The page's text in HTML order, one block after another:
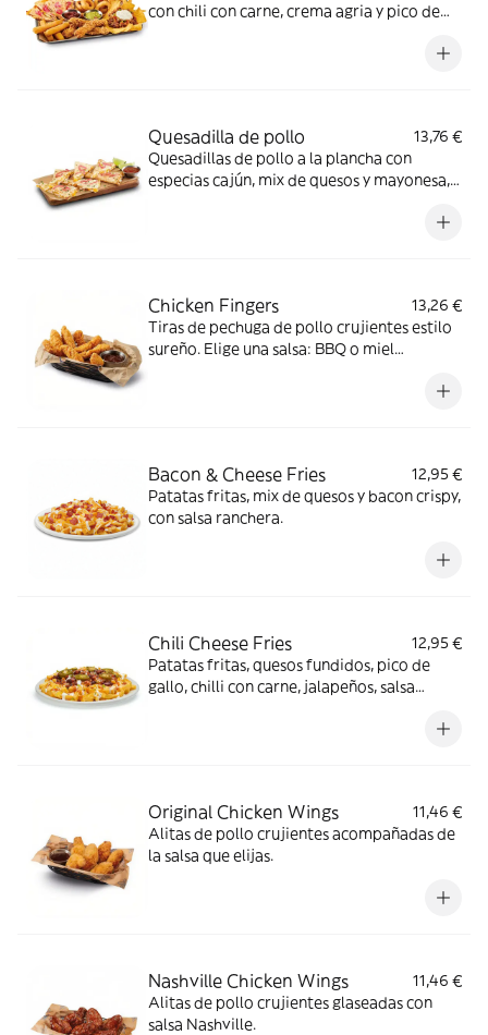
con chili con carne, crema agria y pico de
Quesadilla de pollo
13,76 €
Quesadillas de pollo a la plancha con
especias cajún, mix de quesos y mayonesa,
Acompañada de salsa roja mexicana y lima.
Chicken Fingers
13,26 €
Tiras de pechuga de pollo crujientes estilo
sureño. Elige una salsa: BBQ o miel
Bacon & Cheese Fries
12,95 €
Patatas fritas, mix de quesos y bacon crispy,
con salsa ranchera.
Chili Cheese Fries
12,95 €
Patatas fritas, quesos fundidos, pico de
gallo, chilli con carne, jalapeños, salsa
Original Chicken Wings
11,46 €
Alitas de pollo crujientes acompañadas de
la salsa que elijas.
Nashville Chicken Wings
11,46 €
Alitas de pollo crujientes glaseadas con
salsa Nashville.